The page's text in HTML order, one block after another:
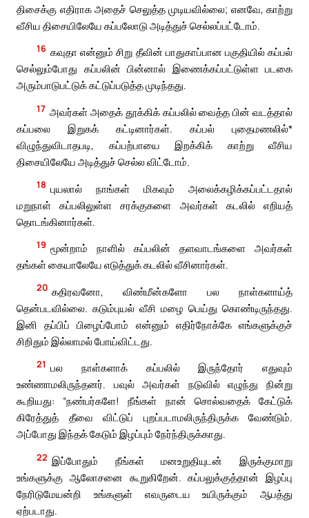
திசைக்கு எதிராக அதைச் செலுத்த முடியவில்லை; எனவே, காற்று
வீசிய திசையிலேயே கப்பலோடு அடித்துச் செல்லப்பட்டோம்.
16 கவுதா என்னும் சிறு தீவின் பாதுகாப்பான பகுதியில் கப்பல்
செல்லும்போது கப்பலின் பின்னால் இணைக்கப்பட்டுள்ள படகை
அரும்பாடுபட்டுக் கட்டுப்படுத்த முடிந்தது.
17 அவர்கள் அதைக் தூக்கிக் கப்பலில் வைத்த பின் வடத்தால்
கப்பலை இறுகக் கட்டினார்கள். கப்பல் புதைமணலில்*
விழுந்துவிடாதபடி, கப்பற்பாயை இறக்கிக் காற்று வீசிய
திசையிலேயே அடித்துச் செல்ல விட்டோம்.
18 புயலால் நாங்கள் மிகவும் அலைக்கழிக்கப்பட்டதால்
மறுநாள் கப்பலிலுள்ள சரக்குகளை அவர்கள் கடலில் எறியத்
தொடங்கினார்கள்.
19 மூன்றாம் நாளில் கப்பலின் தளவாடங்களை அவர்கள்
தங்கள் கையாலேயே எடுத்துக் கடலில் வீசினார்கள்.
20 கதிரவனோ, விண்மீன்களோ பல நாள்களாய்த்
தென்படவில்லை. கடும்புயல் வீசி மழை பெய்து கொண்டிருந்தது.
இனி தப்பிப் பிழைப்போம் என்னும் எதிர்நோக்கே எங்களுக்குச்
சிறிதும் இல்லாமல் போய்விட்டது.
21 பல நாள்களாக் கப்பலில் இருந்தோர் எதுவும்
உண்ணாமலிருந்தனர். பவுல் அவர்கள் நடுவில் எழுந்து நின்று
கூறியது: “நண்பர்களே! நீங்கள் நான் சொல்வதைக் கேட்டுக்
கிரேத்துத் தீவை விட்டுப் புறப்படாமலிருந்திருக்க வேண்டும்.
அப்போது இந்தக் கேடும் இழப்பும் நேர்ந்திருக்காது.
22 இப்போதும் நீங்கள் மனஉறுதியுடன் இருக்குமாறு
உங்களுக்கு ஆலோசனை கூறுகிறேன். கப்பலுக்குத்தான் இழப்பு
நேரிடுமேயன்றி உங்களுள் எவருடைய உயிருக்கும் ஆபத்து
ஏற்படாது.